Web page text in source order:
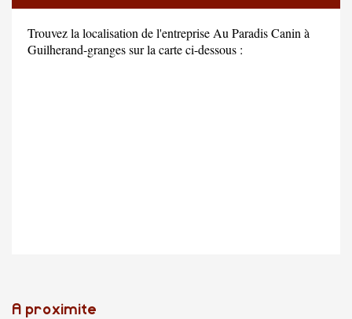
Trouvez la localisation de l'entreprise Au Paradis Canin à
Guilherand-granges sur la carte ci-dessous :
A proximite